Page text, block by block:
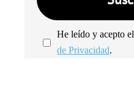
He leído y acepto el
de Privacidad.